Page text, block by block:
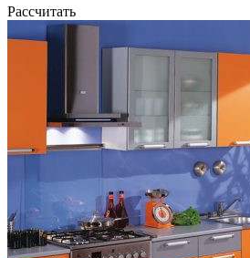
Рассчитать